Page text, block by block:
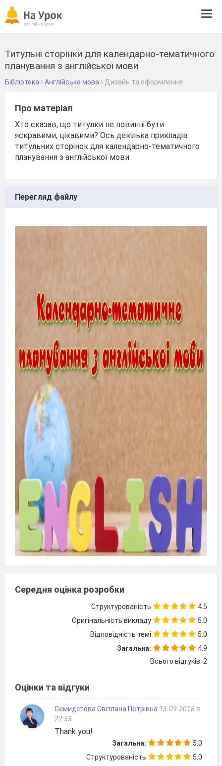
Титульні сторінки для календарно-тематичного
планування з англійської мови
Бібліотека Англійська мова Дизайн та оформлення
Про матеріал
Хто сказав, що титулки не повинні бути
яскравими, цікавими? Ось декілька прикладів
титульних сторінок для календарно-тематичного
планування з англійської мови
Перегляд файлу
Середня оцінка розробки
Структурованість
4.5
Оригінальність викладу
5.0
Відповідність темі
5.0
Загальна:
4.9
Всього відгуків: 2
Оцінки та відгуки
Семидєтова Світлана Петрівна 13.09.2018 в
22:53
Thank you!
Загальна:
5.0
Структурованість
5.0